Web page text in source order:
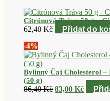
Citrónová Tráva 50 g –
62,40 Kč
Přidat do
-4%
Bylinný Čaj Cholesterol –
(50 g)
86,40Kč Původní
83,00 KčAktuální